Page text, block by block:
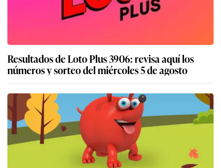
Resultados de Loto Plus 3906: revisa aquí los
números y sorteo del miércoles 5 de agosto